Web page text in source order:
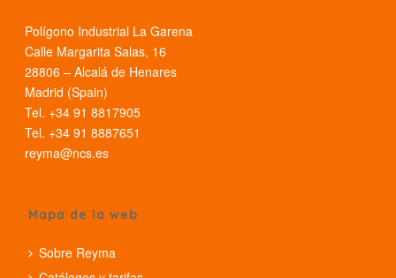
Polígono Industrial La Garena
Calle Margarita Salas, 16
28806 – Alcalá de Henares
Madrid (Spain)
Tel. +34 91 8817905
Tel. +34 91 8887651
reyma@ncs.es
Mapa de la web
Sobre Reyma